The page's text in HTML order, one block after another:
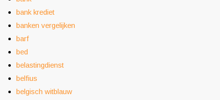
bank krediet
banken vergelijken
barf
bed
belastingdienst
belfius
belgisch witblauw